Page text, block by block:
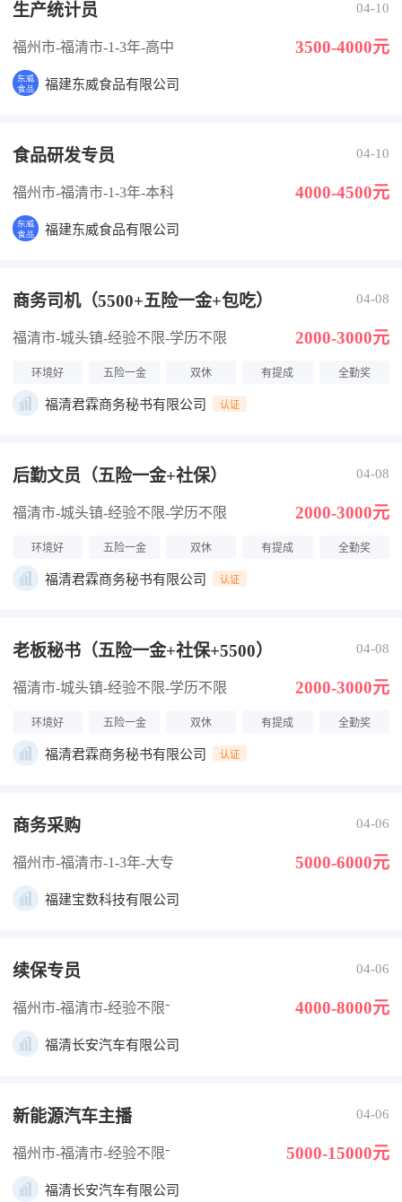
生产统计员 04-10
福州市-福清市-1-3年-高中 3500-4000元
福建东威食品有限公司
食品研发专员 04-10
福州市-福清市-1-3年-本科 4000-4500元
福建东威食品有限公司
商务司机（5500+五险一金+包吃） 04-08
福清市-城头镇-经验不限-学历不限 2000-3000元
环境好 五险一金 双休 有提成 全勤奖
福清君霖商务秘书有限公司 认证
后勤文员（五险一金+社保） 04-08
福清市-城头镇-经验不限-学历不限 2000-3000元
环境好 五险一金 双休 有提成 全勤奖
福清君霖商务秘书有限公司 认证
老板秘书（五险一金+社保+5500） 04-08
福清市-城头镇-经验不限-学历不限 2000-3000元
环境好 五险一金 双休 有提成 全勤奖
福清君霖商务秘书有限公司 认证
商务采购 04-06
福州市-福清市-1-3年-大专 5000-6000元
福建宝数科技有限公司
续保专员 04-06
福州市-福清市-经验不限- 4000-8000元
福清长安汽车有限公司
新能源汽车主播 04-06
福州市-福清市-经验不限- 5000-15000元
福清长安汽车有限公司